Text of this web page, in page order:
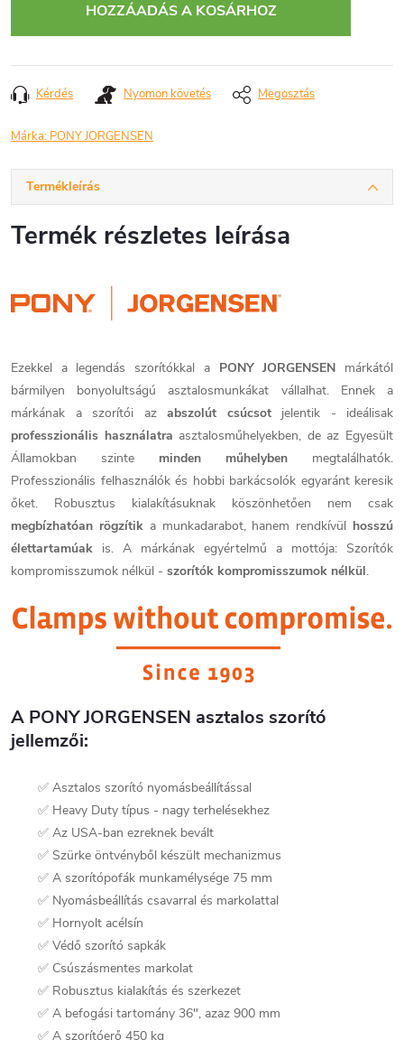
HOZZÁADÁS A KOSÁRHOZ
Kérdés Nyomon követés Megosztás
Márka: PONY JORGENSEN
Termékleírás
Termék részletes leírása
Ezekkel a legendás szorítókkal a PONY JORGENSEN márkától
bármilyen bonyolultságú asztalosmunkákat vállalhat. Ennek a
márkának a szorítói az abszolút csúcsotjelentik - ideálisak
professzionális használatra asztalosműhelyekben, de az Egyesült
Államokban szinte minden műhelyben megtalálhatók.
Professzionális felhasználók és hobbi barkácsolók egyaránt keresik
őket. Robusztus kialakításuknak köszönhetően nem csak
megbízhatóan rögzítika munkadarabot, hanem rendkívül hosszú
élettartamúak is. A márkának egyértelmű a mottója: Szorítók
kompromisszumok nélkül - szorítók kompromisszumok nélkül.
A PONY JORGENSEN asztalos szorító
jellemzői:
✅ Asztalos szorító nyomásbeállítással
✅ Heavy Duty típus - nagy terhelésekhez
✅ Az USA-ban ezreknek bevált
✅ Szürke öntvényből készült mechanizmus
✅ A szorítópofák munkamélysége 75 mm
✅ Nyomásbeállítás csavarral és markolattal
✅ Hornyolt acélsín
✅ Védő szorító sapkák
✅ Csúszásmentes markolat
✅ Robusztus kialakítás és szerkezet
✅ A befogási tartomány 36", azaz 900 mm
✅ A szorítóerő 450 kg